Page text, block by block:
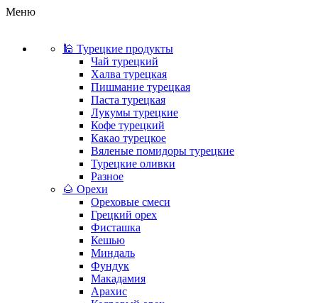
Меню
🕌 Турецкие продукты
Чай турецкий
Халва турецкая
Пишмание турецкая
Паста турецкая
Лукумы турецкие
Кофе турецкий
Какао турецкое
Вяленые помидоры турецкие
Турецкие оливки
Разное
🌰 Орехи
Ореховые смеси
Грецкий орех
Фисташка
Кешью
Миндаль
Фундук
Макадамия
Арахис